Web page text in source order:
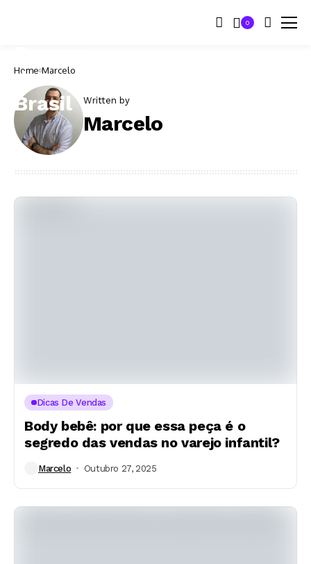
0
Home Marcelo
Written by
Marcelo
Dicas De Vendas
Body bebê: por que essa peça é o
segredo das vendas no varejo infantil?
Marcelo Outubro 27, 2025